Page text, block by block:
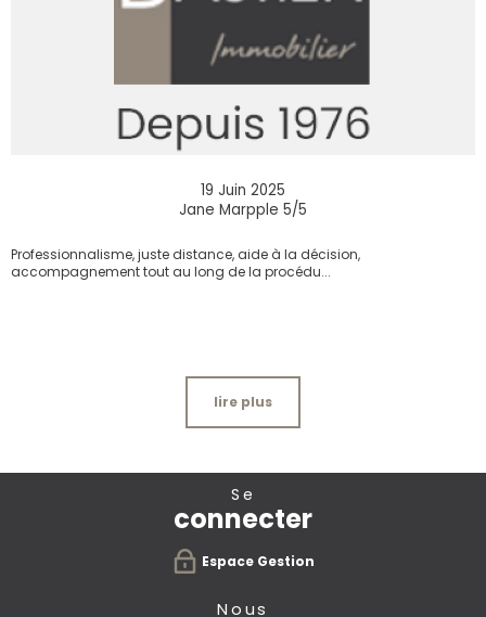
19 Juin 2025
Jane Marpple 5/5
Professionnalisme, juste distance, aide à la décision,
accompagnement tout au long de la procédu...
lire plus
se
connecter
Espace Gestion
nous